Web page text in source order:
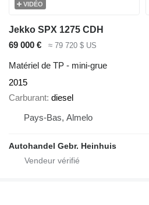
VIDÉO
Jekko SPX 1275 CDH
69 000 €
≈ 79 720 $ US
Matériel de TP - mini-grue
2015
Carburant diesel
Pays-Bas, Almelo
Autohandel Gebr. Heinhuis